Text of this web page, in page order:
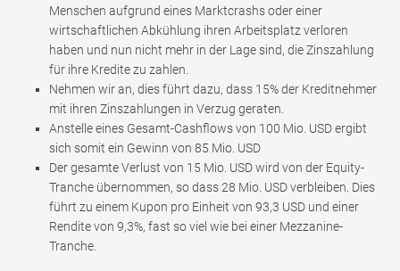
Menschen aufgrund eines Marktcrashs oder einer
wirtschaftlichen Abkühlung ihren Arbeitsplatz verloren
haben und nun nicht mehr in der Lage sind, die Zinszahlung
für ihre Kredite zu zahlen.
Nehmen wir an, dies führt dazu, dass 15% der Kreditnehmer
mit ihren Zinszahlungen in Verzug geraten.
Anstelle eines Gesamt-Cashflows von 100 Mio. USD ergibt
sich somit ein Gewinn von 85 Mio. USD
Der gesamte Verlust von 15 Mio. USD wird von der Equity-
Tranche übernommen, so dass 28 Mio. USD verbleiben. Dies
führt zu einem Kupon pro Einheit von 93,3 USD und einer
Rendite von 9,3%, fast so viel wie bei einer Mezzanine-
Tranche.